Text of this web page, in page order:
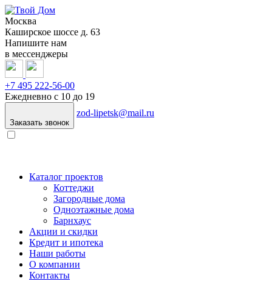
Москва
Каширское шоссе д. 63
Напишите нам
в мессенджеры
+7 495 222-56-00
Ежедневно с 10 до 19
Заказать звонок
zod-lipetsk@mail.ru
Каталог проектов
Коттеджи
Загородные дома
Одноэтажные дома
Барнхаус
Акции и скидки
Кредит и ипотека
Наши работы
О компании
Контакты